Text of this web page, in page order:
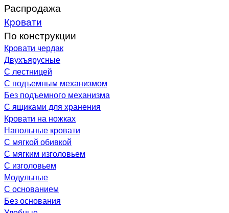
Распродажа
Кровати
По конструкции
Кровати чердак
Двухъярусные
С лестницей
С подъемным механизмом
Без подъемного механизма
С ящиками для хранения
Кровати на ножках
Напольные кровати
С мягкой обивкой
С мягким изголовьем
С изголовьем
Модульные
С основанием
Без основания